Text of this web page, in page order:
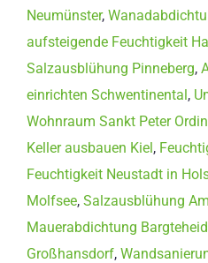
Neumünster,
aufsteigende Feuchtigkeit
Salzausblühung Pinneberg,
einrichten Schwentinental,
Wohnraum Sankt Peter
Keller ausbauen Kiel,
Feuchtigkeit Neustadt in
Molfsee, Salzausblühung
Mauerabdichtung
Großhansdorf,